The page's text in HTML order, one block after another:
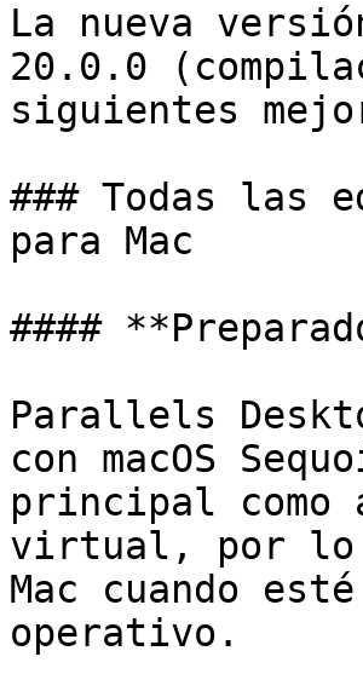
La nueva
20.0.0
siguientes
### Todas las
para Mac
####
Parallels
con macOS
principal como
virtual, por lo
Mac cuando
operativo.